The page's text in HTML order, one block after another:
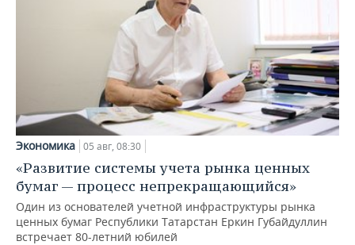
Экономика 05 авг, 08:30
«Развитие системы учета рынка ценных
бумаг — процесс непрекращающийся»
Один из основателей учетной инфраструктуры рынка
ценных бумаг Республики Татарстан Еркин Губайдуллин
встречает 80-летний юбилей